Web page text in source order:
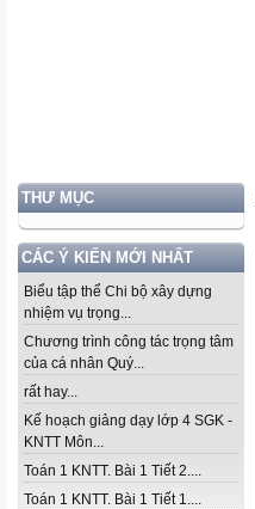
THƯ MỤC
CÁC Ý KIẾN MỚI NHẤT
Biểu tập thể Chi bộ xây dựng
nhiệm vụ trọng...
Chương trình công tác trọng tâm
của cá nhân Quý...
rất hay...
Kế hoạch giảng dạy lớp 4 SGK -
KNTT Môn...
Toán 1 KNTT. Bài 1 Tiết 2....
Toán 1 KNTT. Bài 1 Tiết 1....